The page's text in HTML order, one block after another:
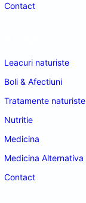
Contact
Leacuri naturiste
Boli & Afectiuni
Tratamente naturiste
Nutritie
Medicina
Medicina Alternativa
Contact